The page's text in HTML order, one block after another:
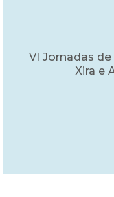
VI Jornadas
Xira e